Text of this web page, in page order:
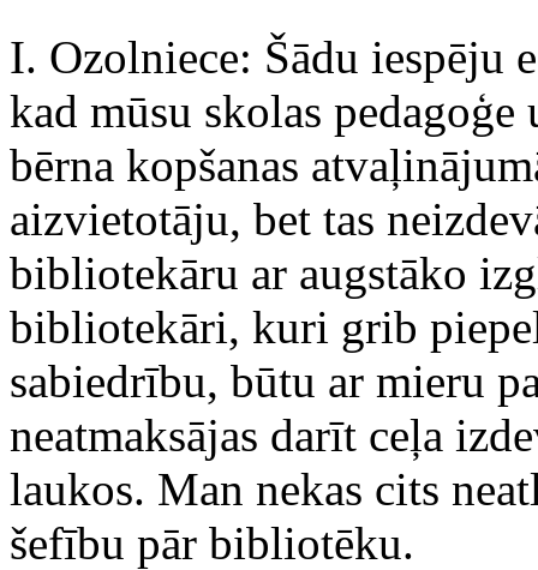
I. Ozolniece: Šādu iespēju
kad mūsu skolas
bērna kopšanas
aizvietotāju, bet tas
bibliotekāru ar augstāko
bibliotekāri, kuri grib
sabiedrību, būtu ar mieru
neatmaksājas darīt ceļa
laukos. Man nekas cits
šefību pār bibliotēku.